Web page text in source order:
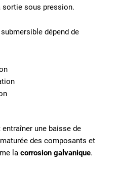
sortie sous pression.
dépend de
entraîner une baisse de
des composants et
lacorrosion galvanique.